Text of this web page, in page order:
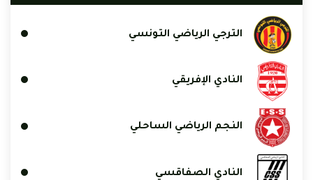
الترجي الرياضي التونسي
النادي الإفريقي
النجم الرياضي الساحلي
النادي الصفاقسي